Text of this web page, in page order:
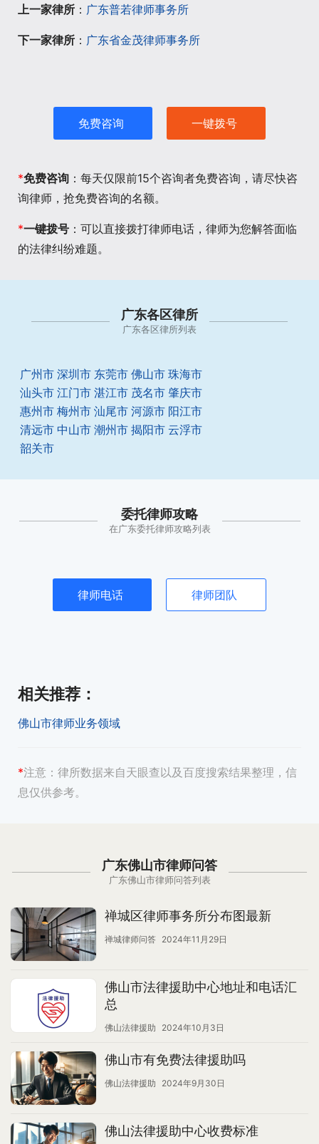
上一家律所 ： 广东普若律师事务所
下一家律所 ： 广东省金茂律师事务所
免费咨询 一键拨号
*免费咨询 ：每天仅限前15个咨询者免费咨询，请尽快咨
询律师，抢免费咨询的名额。
*一键拨号 ：可以直接拨打律师电话，律师为您解答面临
的法律纠纷难题。
广东各区律所
广东各区律所列表
广州市 深圳市 东莞市 佛山市 珠海市
汕头市 江门市 湛江市 茂名市 肇庆市
惠州市 梅州市 汕尾市 河源市 阳江市
清远市 中山市 潮州市 揭阳市 云浮市
韶关市
委托律师攻略
在广东委托律师攻略列表
律师电话 律师团队
相关推荐 ：
佛山市律师业务领域
*注意： 律所数据来自天眼查以及百度搜索结果整理，信
息仅供参考。
广东佛山市律师问答
广东佛山市律师问答列表
禅城区律师事务所分布图最新
禅城律师问答 2024年11月29日
佛山市法律援助中心地址和电话汇
总
佛山法律援助 2024年10月3日
佛山市有免费法律援助吗
佛山法律援助 2024年9月30日
佛山法律援助中心收费标准